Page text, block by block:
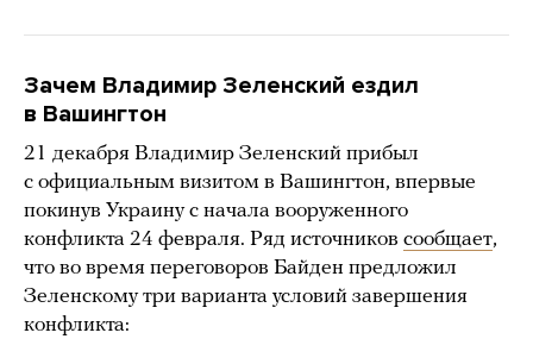
Зачем Владимир Зеленский ездил
в Вашингтон
21 декабря Владимир Зеленский прибыл
с официальным визитом в Вашингтон, впервые
покинув Украину с начала вооруженного
конфликта 24 февраля. Ряд источников сообщает,
что во время переговоров Байден предложил
Зеленскому три варианта условий завершения
конфликта: